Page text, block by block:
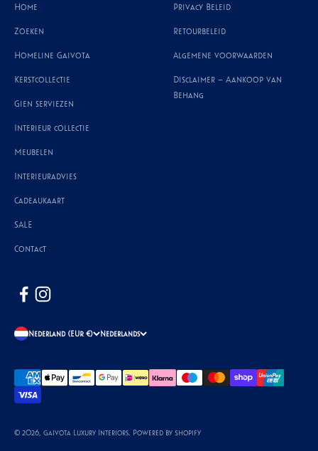
Home
Zoeken
Homeline Gaivota
Kerstcollectie
Gien serviezen
Interieur collectie
Meubelen
Interieuradvies
Cadeaukaart
SALE
Contact
Privacy Beleid
Retourbeleid
Algemene voorwaarden
Disclaimer – Aankoop van
Behang
Nederland (EUR €) Nederlands
© 2026, Gaivota Luxury Interiors. Powered by Shopify